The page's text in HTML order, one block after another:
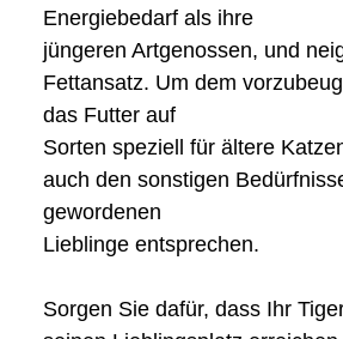
Energiebedarf als ihre
jüngeren Artgenossen, und
Fettansatz. Um dem
das Futter auf
Sorten speziell für ältere
auch den sonstigen
gewordenen
Lieblinge entsprechen.
Sorgen Sie dafür, dass Ihr